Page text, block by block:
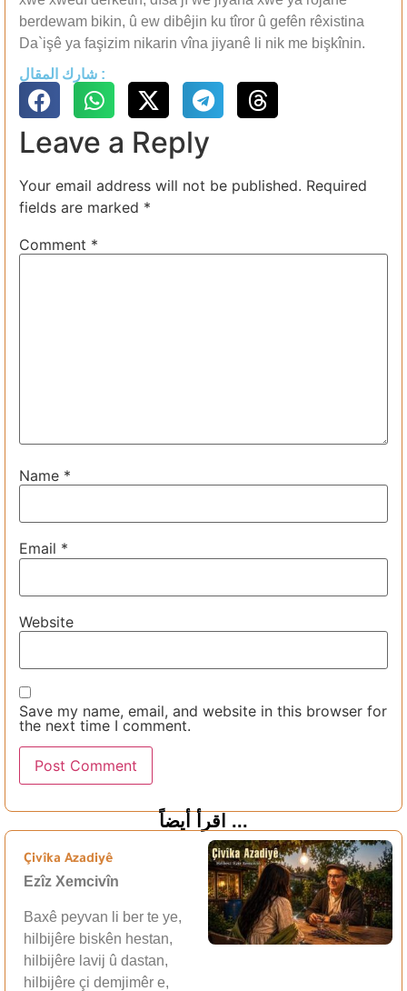
berdewam bikin, û ew dibêjin ku tîror û gefên rêxistina
Da`işê ya faşizim nikarin vîna jiyanê li nik me bişkînin.
شارك المقال :
Leave a Reply
Your email address will not be published. Required
fields are marked *
Comment *
Name *
Email *
Website
Save my name, email, and website in this browser for
the next time I comment.
اقرأ أيضاً ...
Çivîka Azadiyê
Ezîz Xemcivîn
Baxê peyvan li ber te ye,
hilbijêre biskên hestan,
hilbijêre lavij û dastan,
hilbijêre çi demjimêr e,